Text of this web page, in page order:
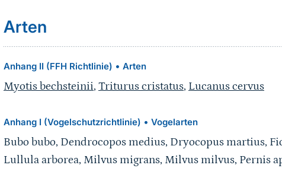
Arten
Anhang II (FFH Richtlinie) • Arten
Myotis bechsteinii, Triturus cristatus, Lucanus cervus
Anhang I (Vogelschutzrichtlinie) • Vogelarten
Bubo bubo, Dendrocopos medius, Dryocopus martius,
Lullula arborea, Milvus migrans, Milvus milvus, Pernis